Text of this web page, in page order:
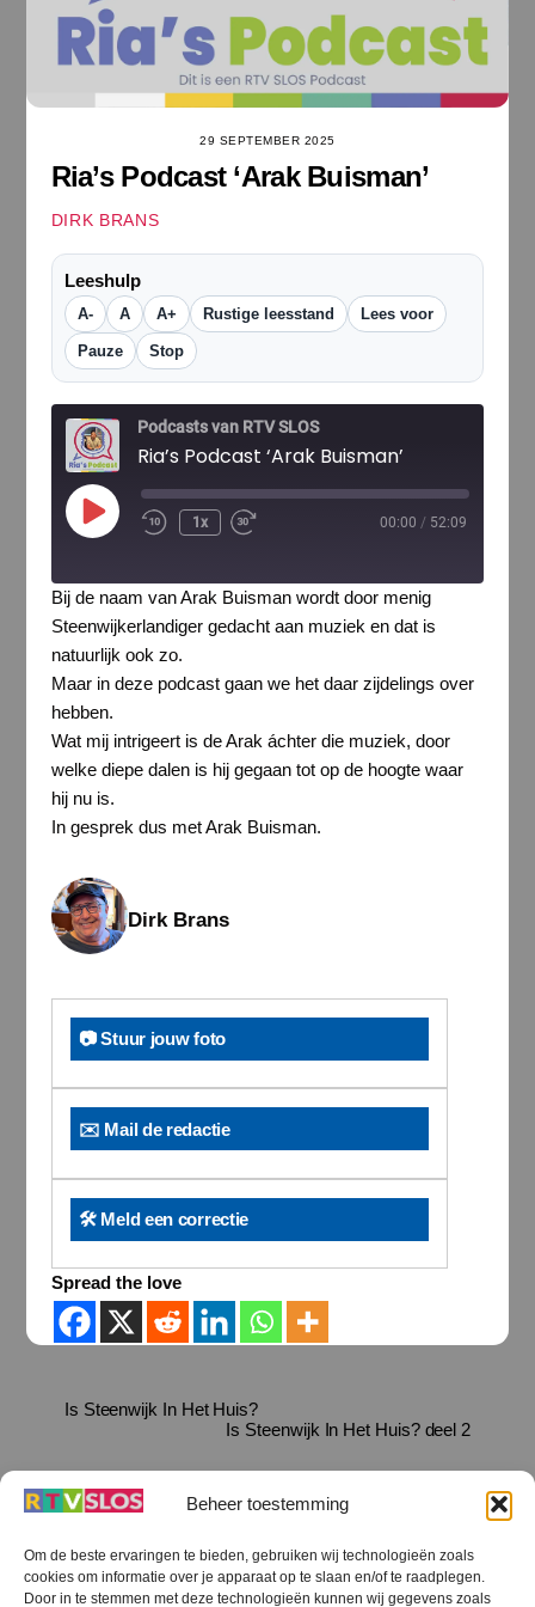
Beheer toestemming
Om de beste ervaringen te bieden, gebruiken wij technologieën zoals
cookies om informatie over je apparaat op te slaan en/of te raadplegen.
Door in te stemmen met deze technologieën kunnen wij gegevens zoals
29 SEPTEMBER 2025
Ria’s Podcast ‘Arak Buisman’
DIRK BRANS
Leeshulp
A- A A+ Rustige leesstand Lees voor
Pauze Stop
Podcasts van RTV SLOS
Ria’s Podcast ‘Arak Buisman’
Play
Episode
1x 00:00 / 52:09
Bij de naam van Arak Buisman wordt door menig
Steenwijkerlandiger gedacht aan muziek en dat is
natuurlijk ook zo.
Maar in deze podcast gaan we het daar zijdelings over
hebben.
Wat mij intrigeert is de Arak áchter die muziek, door
welke diepe dalen is hij gegaan tot op de hoogte waar
hij nu is.
In gesprek dus met Arak Buisman.
Dirk Brans
📷 Stuur jouw foto
✉️ Mail de redactie
🛠️ Meld een correctie
Spread the love
Is Steenwijk In Het Huis?
Is Steenwijk In Het Huis? deel 2
Terug
naar